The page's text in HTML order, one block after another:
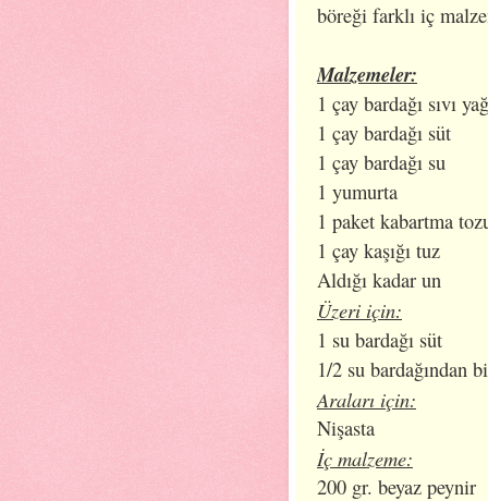
böreği farklı iç
Malzemeler:
1 çay bardağı sıvı yağ
1 çay bardağı süt
1 çay bardağı su
1 yumurta
1 paket kabartma
1 çay kaşığı tuz
Aldığı kadar un
Üzeri için:
1 su bardağı süt
1/2 su bardağından
Araları için:
Nişasta
İç malzeme:
200 gr. beyaz peynir